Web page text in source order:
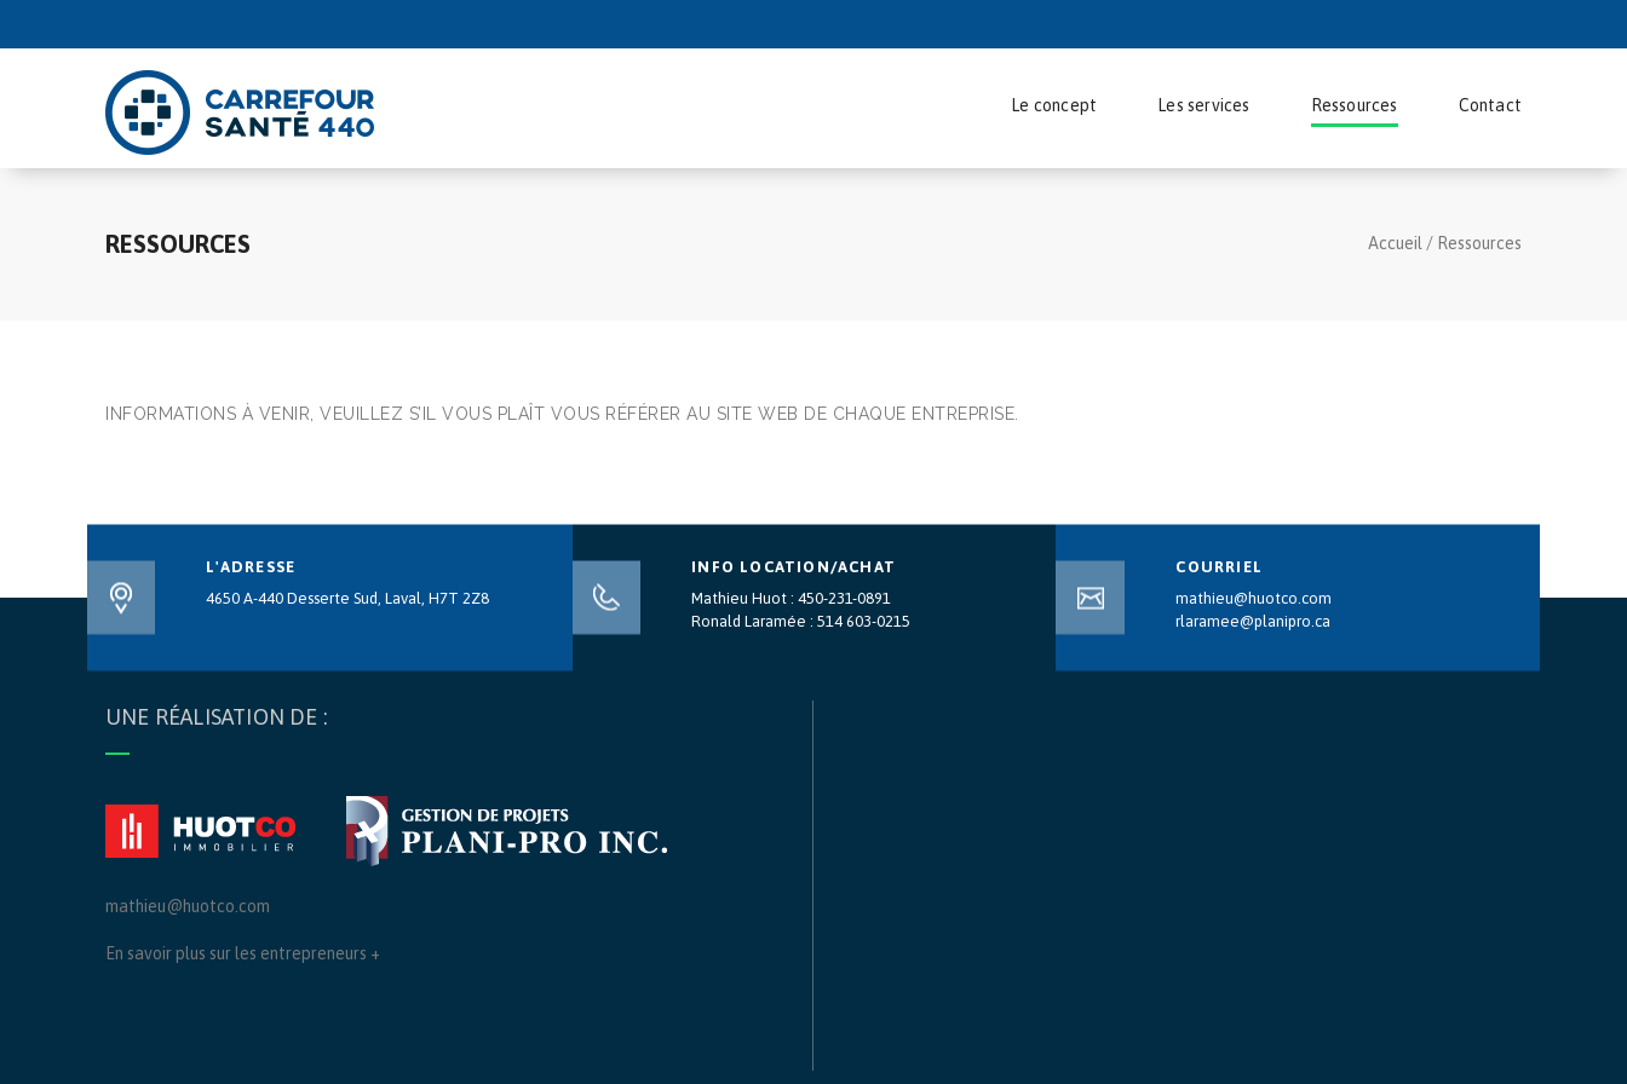
Le concept Les services Ressources Contact
RESSOURCES Accueil / Ressources
INFORMATIONS À VENIR, VEUILLEZ S’IL VOUS PLAÎT VOUS RÉFÉRER AU SITE WEB DE CHAQUE ENTREPRISE.
L'ADRESSE
4650 A-440 Desserte Sud, Laval, H7T 2Z8
INFO LOCATION/ACHAT
Mathieu Huot :450-231-0891
Ronald Laramée :514 603-0215
COURRIEL
mathieu@huotco.com
rlaramee@planipro.ca
UNE RÉALISATION DE :
mathieu@huotco.com
En savoir plus sur les entrepreneurs +